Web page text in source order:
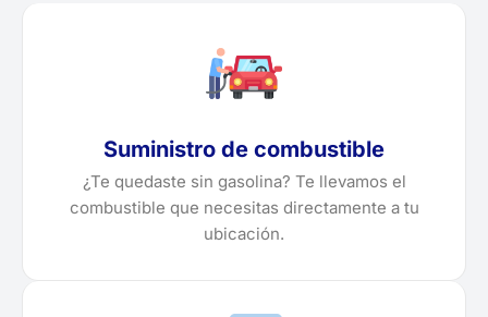
Suministro de combustible
¿Te quedaste sin gasolina? Te llevamos el
combustible que necesitas directamente a tu
ubicación.